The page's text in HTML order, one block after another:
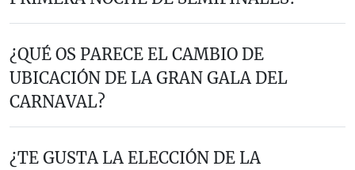
¿QUÉ OS PARECE EL CAMBIO DE
UBICACIÓN DE LA GRAN GALA DEL
CARNAVAL?
¿TE GUSTA LA ELECCIÓN DE LA